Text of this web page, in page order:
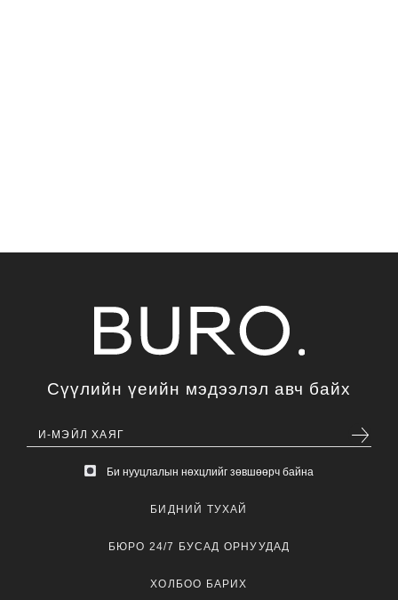
Сүүлийн үеийн мэдээлэл авч байх
Би нууцлалын нөхцлийг зөвшөөрч байна
БИДНИЙ ТУХАЙ
БЮРО 24/7 БУСАД ОРНУУДАД
ХОЛБОО БАРИХ